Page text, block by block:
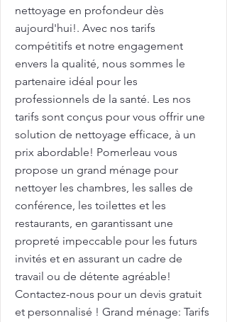
nettoyage en profondeur dès
aujourd'hui!. Avec nos tarifs
compétitifs et notre engagement
envers la qualité, nous sommes le
partenaire idéal pour les
professionnels de la santé. Les nos
tarifs sont conçus pour vous offrir une
solution de nettoyage efficace, à un
prix abordable! Pomerleau vous
propose un grand ménage pour
nettoyer les chambres, les salles de
conférence, les toilettes et les
restaurants, en garantissant une
propreté impeccable pour les futurs
invités et en assurant un cadre de
travail ou de détente agréable!
Contactez-nous pour un devis gratuit
et personnalisé ! Grand ménage: Tarifs